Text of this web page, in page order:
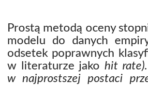
Prostą metodą oceny
modelu do danych
odsetek poprawnych
w literaturze jako hit
w najprostszej postaci